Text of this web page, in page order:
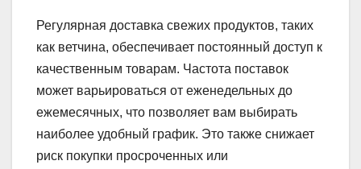
Регулярная доставка свежих продуктов, таких
как ветчина, обеспечивает постоянный доступ к
качественным товарам. Частота поставок
может варьироваться от еженедельных до
ежемесячных, что позволяет вам выбирать
наиболее удобный график. Это также снижает
риск покупки просроченных или